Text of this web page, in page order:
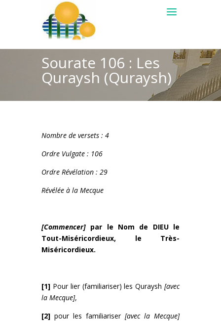
Sourate 106 : Les
Quraysh (Quraysh)
Nombre de versets : 4
Ordre Vulgate : 106
Ordre Révélation : 29
Révélée à la Mecque
[Commencer] par le Nom de DIEU le
Tout-Miséricordieux, le Très-
Miséricordieux.
[1] Pour lier (familiariser) les Quraysh[avec
la Mecque],
[2] pour les familiariser [avec la Mecque]